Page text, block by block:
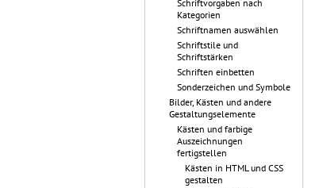
Schriftvorgaben nach
Kategorien
Schriftnamen auswählen
Schriftstile und
Schriftstärken
Schriften einbetten
Sonderzeichen und Symbole
Bilder, Kästen und andere
Gestaltungselemente
Kästen und farbige
Auszeichnungen
fertigstellen
Kästen in HTML und CSS
gestalten